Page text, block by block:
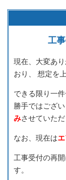
工
現在、大変あ
おり、
想定を
できる限り一
勝手ではござい
みさせていた
なお、現在は
工事受付の再
す。